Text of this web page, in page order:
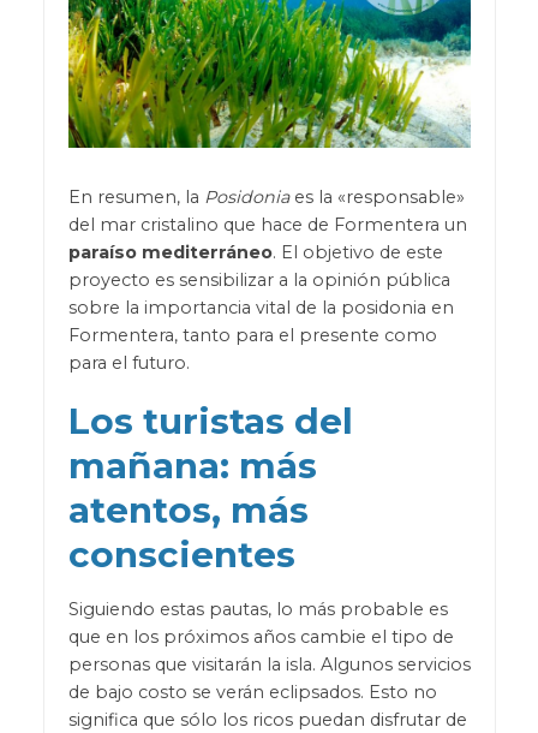
En resumen, la Posidoniaes la «responsable»
del mar cristalino que hace de Formentera un
paraíso mediterráneo. El objetivo de este
proyecto es sensibilizar a la opinión pública
sobre la importancia vital de la posidonia en
Formentera, tanto para el presente como
para el futuro.
Los turistas del
mañana: más
atentos, más
conscientes
Siguiendo estas pautas, lo más probable es
que en los próximos años cambie el tipo de
personas que visitarán la isla. Algunos servicios
de bajo costo se verán eclipsados. Esto no
significa que sólo los ricos puedan disfrutar de